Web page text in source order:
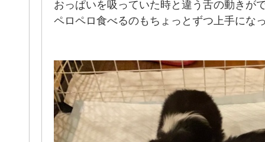
おっぱいを吸っていた時と違う舌の動きが
ペロペロ食べるのもちょっとずつ上手にな